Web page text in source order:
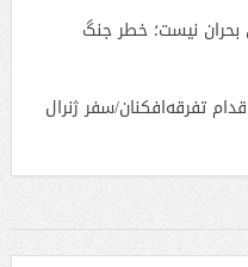
بحران نیست؛ خطر جنگ
تفرقه‌افکنان/سفر ژنرال